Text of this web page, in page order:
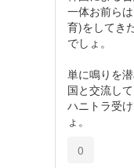
一体お前ら
育)をしてき
でしょ。
単に鳴りを
国と交流し
ハニトラ受
ょ。
0